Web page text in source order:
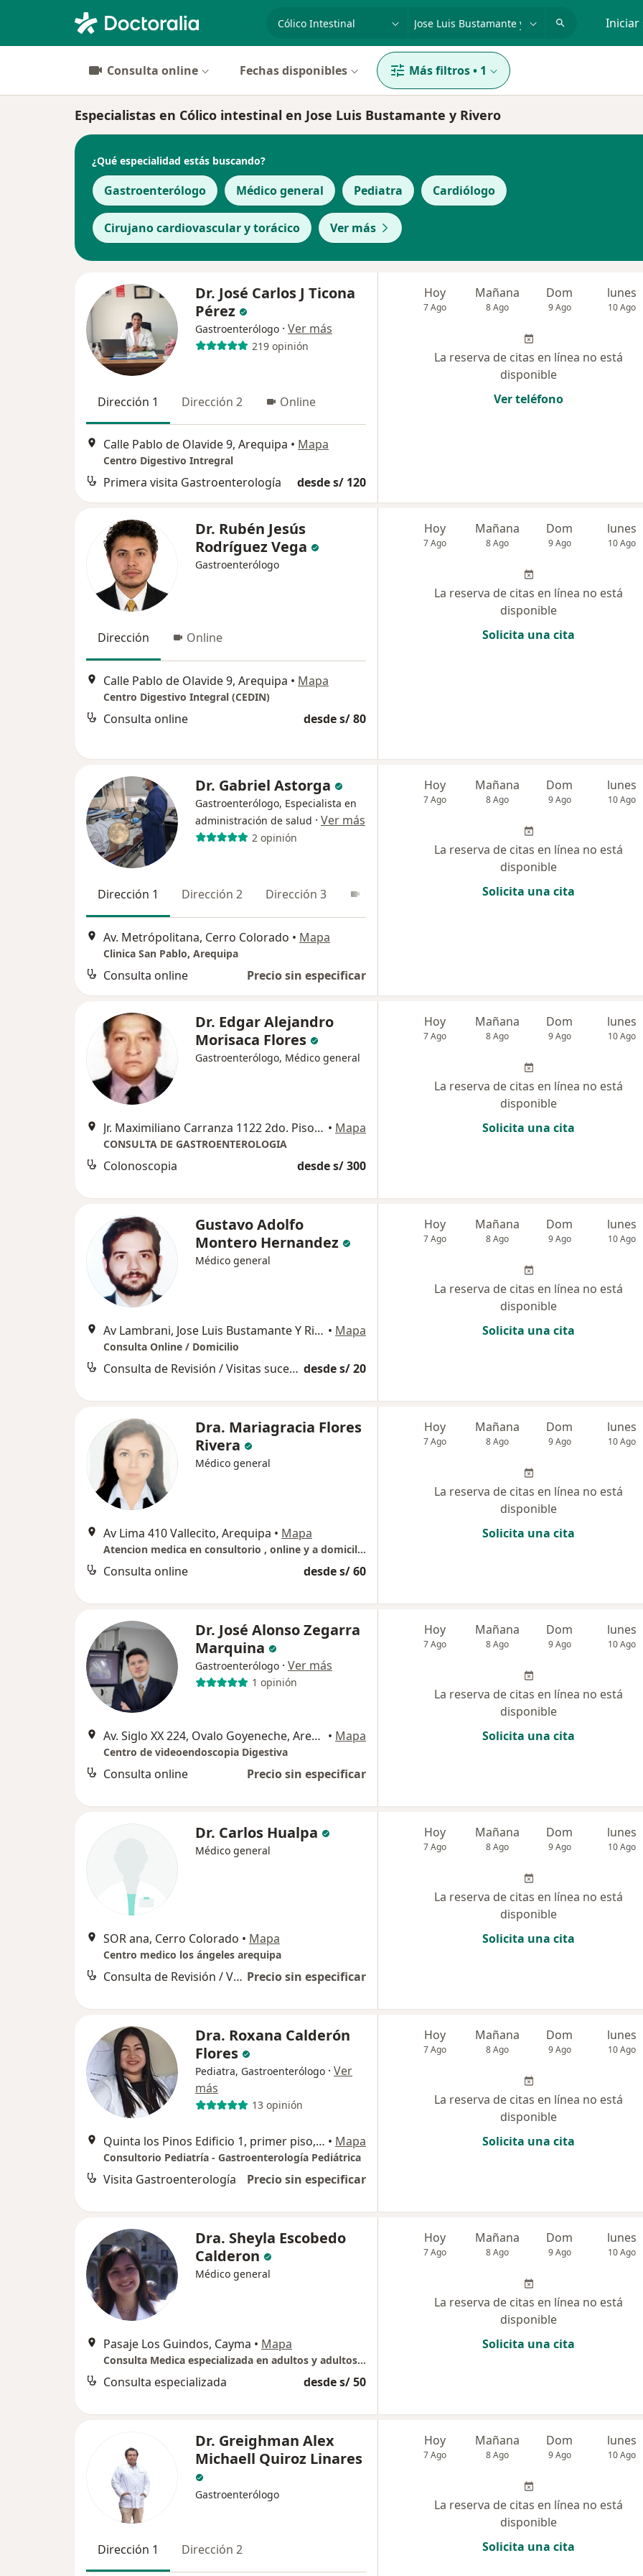
especialidad, enfermedad o nombre Iniciar
Consulta online Fechas disponibles Más filtros• 1
Especialistas en Cólico intestinal en Jose Luis Bustamante y Rivero
¿Qué especialidad estás buscando?
Gastroenterólogo Médico general Pediatra Cardiólogo
Cirujano cardiovascular y torácico Ver más
Dr. José Carlos J Ticona
Pérez
Gastroenterólogo · Ver más
219 opinión
Dirección 1 Dirección 2 Online
Calle Pablo de Olavide 9, Arequipa • Mapa
Centro Digestivo Intregral
Primera visita Gastroenterología desde s/ 120
Hoy
7 Ago
Mañana
8 Ago
Dom
9 Ago
lunes
10 Ago
La reserva de citas en línea no está
disponible
Ver teléfono
Dr. Rubén Jesús
Rodríguez Vega
Gastroenterólogo
Dirección Online
Calle Pablo de Olavide 9, Arequipa • Mapa
Centro Digestivo Integral (CEDIN)
Consulta online desde s/ 80
Hoy
7 Ago
Mañana
8 Ago
Dom
9 Ago
lunes
10 Ago
La reserva de citas en línea no está
disponible
Solicita una cita
Dr. Gabriel Astorga
Gastroenterólogo, Especialista en
administración de salud · Ver más
2 opinión
Dirección 1 Dirección 2 Dirección 3
Av. Metrópolitana, Cerro Colorado • Mapa
Clinica San Pablo, Arequipa
Consulta online Precio sin especificar
Hoy
7 Ago
Mañana
8 Ago
Dom
9 Ago
lunes
10 Ago
La reserva de citas en línea no está
disponible
Solicita una cita
Dr. Edgar Alejandro
Morisaca Flores
Gastroenterólogo, Médico general
Jr. Maximiliano Carranza 1122 2do. Piso San Juan de Miraflores LIMA, San Juan de Miraflores • Mapa
CONSULTA DE GASTROENTEROLOGIA
Colonoscopia desde s/ 300
Hoy
7 Ago
Mañana
8 Ago
Dom
9 Ago
lunes
10 Ago
La reserva de citas en línea no está
disponible
Solicita una cita
Gustavo Adolfo
Montero Hernandez
Médico general
Av Lambrani, Jose Luis Bustamante Y Rivero, Jose Luis Bustamante y Rivero • Mapa
Consulta Online / Domicilio
Consulta de Revisión / Visitas sucesivas desde s/ 20
Hoy
7 Ago
Mañana
8 Ago
Dom
9 Ago
lunes
10 Ago
La reserva de citas en línea no está
disponible
Solicita una cita
Dra. Mariagracia Flores
Rivera
Médico general
Av Lima 410 Vallecito, Arequipa • Mapa
Atencion medica en consultorio , online y a domicilio
Consulta online desde s/ 60
Hoy
7 Ago
Mañana
8 Ago
Dom
9 Ago
lunes
10 Ago
La reserva de citas en línea no está
disponible
Solicita una cita
Dr. José Alonso Zegarra
Marquina
Gastroenterólogo · Ver más
1 opinión
Av. Siglo XX 224, Ovalo Goyeneche, Arequipa • Mapa
Centro de videoendoscopia Digestiva
Consulta online Precio sin especificar
Hoy
7 Ago
Mañana
8 Ago
Dom
9 Ago
lunes
10 Ago
La reserva de citas en línea no está
disponible
Solicita una cita
Dr. Carlos Hualpa
Médico general
SOR ana, Cerro Colorado • Mapa
Centro medico los ángeles arequipa
Consulta de Revisión / Visitas sucesivas Precio sin especificar
Hoy
7 Ago
Mañana
8 Ago
Dom
9 Ago
lunes
10 Ago
La reserva de citas en línea no está
disponible
Solicita una cita
Dra. Roxana Calderón
Flores
Pediatra, Gastroenterólogo · Ver
más
13 opinión
Quinta los Pinos Edificio 1, primer piso, Cerro Colorado • Mapa
Consultorio Pediatría - Gastroenterología Pediátrica
Visita Gastroenterología Precio sin especificar
Hoy
7 Ago
Mañana
8 Ago
Dom
9 Ago
lunes
10 Ago
La reserva de citas en línea no está
disponible
Solicita una cita
Dra. Sheyla Escobedo
Calderon
Médico general
Pasaje Los Guindos, Cayma • Mapa
Consulta Medica especializada en adultos y adultos mayores
Consulta especializada desde s/ 50
Hoy
7 Ago
Mañana
8 Ago
Dom
9 Ago
lunes
10 Ago
La reserva de citas en línea no está
disponible
Solicita una cita
Dr. Greighman Alex
Michaell Quiroz Linares
Gastroenterólogo
Dirección 1 Dirección 2
Hoy
7 Ago
Mañana
8 Ago
Dom
9 Ago
lunes
10 Ago
La reserva de citas en línea no está
disponible
Solicita una cita